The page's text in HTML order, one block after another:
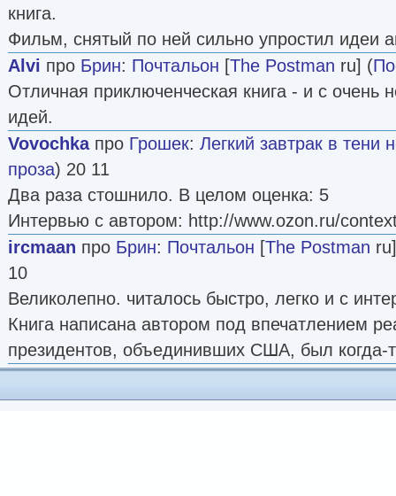
книга.
Фильм, снятый по ней сильно упростил идеи
Alvi про Брин: Почтальон [The Postman ru] (
Отличная приключенческая книга - и с очень
идей.
Vovochkaпро Грошек: Легкий завтрак в тени
проза) 20 11
Два раза стошнило. В целом оценка: 5
Интервью с автором: http://www.ozon.ru/
ircmaan про Брин: Почтальон [The Postman
10
Великолепно. читалось быстро, легко и с
Книга написана автором под впечатлением
президентов, объединивших США, был когда-